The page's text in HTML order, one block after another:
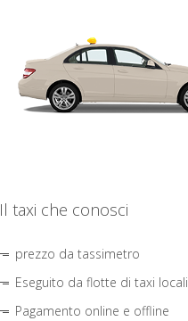
Il taxi che conosci
prezzo da tassimetro
Eseguito da flotte di taxi locali
Pagamento online e offline